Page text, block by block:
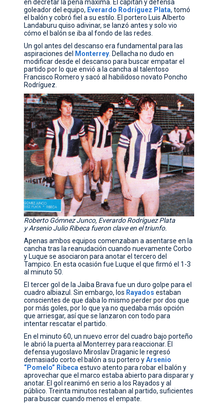
en decretar la pena máxima. El capitán y defensa
goleador del equipo, Everardo Rodríguez Plata, tomó
el balón y cobró fiel a su estilo. El portero Luis Alberto
Landaburu quiso adivinar, se lanzó antes y solo vio
cómo el balón se iba al fondo de las redes.
Un gol antes del descanso era fundamental para las
aspiraciones del
Monterrey. Dellacha no dudo en
modificar desde el descanso para buscar empatar el
partido por lo que envió a la cancha al talentoso
Francisco Romero y sacó al habilidoso novato Poncho
Rodríguez.
Roberto Gómnez Junco, Everardo Rodríguez Plata
y Arsenio Julio Ribeca fueron clave en el triunfo.
Apenas ambos equipos comenzaban a asentarse en la
cancha tras la reanudación cuando nuevamente Corbo
y Luque se asociaron para anotar el tercero del
Tampico. En esta ocasión fue Luque el que firmó el 1-3
al minuto 50.
El tercer gol de la Jaiba Brava fue un duro golpe para el
cuadro albiazul. Sin embargo, los Rayados estaban
conscientes de que daba lo mismo perder por dos que
por más goles, por lo que ya no quedaba más opción
que arriesgar, así que se lanzaron con todo para
intentar rescatar el partido.
En el minuto 60, un nuevo error del cuadro bajo porteño
le abrió la puerta al Monterrey para reaccionar. El
defensa yugoslavo Miroslav Draganic le regresó
demasiado corto el balón a su portero yArsenio
“Pomelo” Ribecaestuvo atento para robar el balón y
aprovechar que el marco estaba abierto para disparar y
anotar. El gol reanimó en serio a los Rayados y al
público. Treinta minutos restaban al partido, suficientes
para buscar cuando menos el empate.